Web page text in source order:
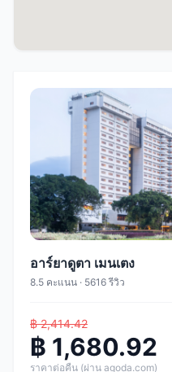
อาร์ยาดูตา เมนเตง
8.5 คะแนน · 5616 รีวิว
฿ 2,414.42
฿ 1,680.92
ราคาต่อคืน (ผ่าน agoda.com)